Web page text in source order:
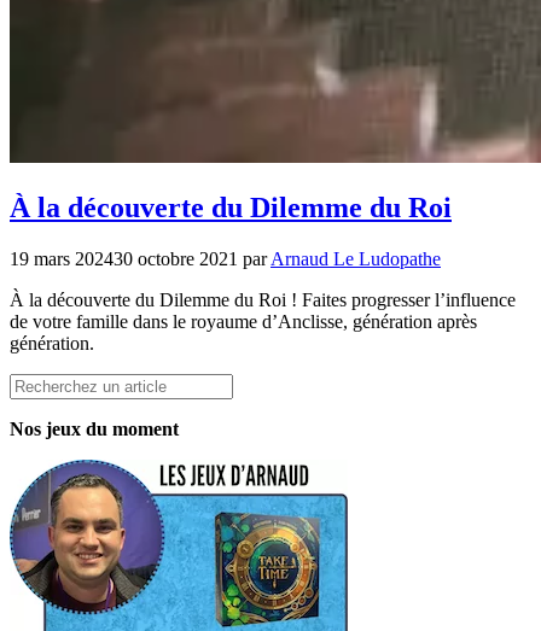
À la découverte du Dilemme du Roi
19 mars 202430 octobre 2021 parArnaud Le Ludopathe
À la découverte du Dilemme du Roi ! Faites progresser l’influence
de votre famille dans le royaume d’Anclisse, génération après
génération.
Rechercher
Nos jeux du moment